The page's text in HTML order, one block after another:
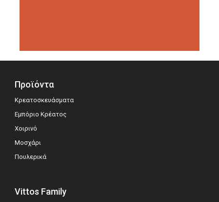
Προϊόντα
Κρεατοσκευάσματα
Εμπόριο Κρέατος
Χοιρινό
Μοσχάρι
Πουλερικά
Vittos Family